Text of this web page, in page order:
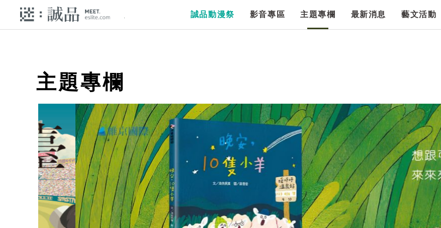
誠品動漫祭 影音專區 主題專欄 最新消息 藝文活動
主題專欄